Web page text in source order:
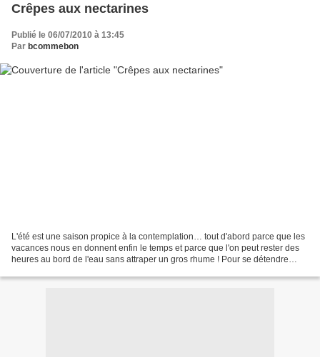
Crêpes aux nectarines
Publié le 06/07/2010 à 13:45
Par bcommebon
L'été est une saison propice à la contemplation… tout d'abord parce que les
vacances nous en donnent enfin le temps et parce que l'on peut rester des
heures au bord de l'eau sans attraper un gros rhume ! Pour se détendre